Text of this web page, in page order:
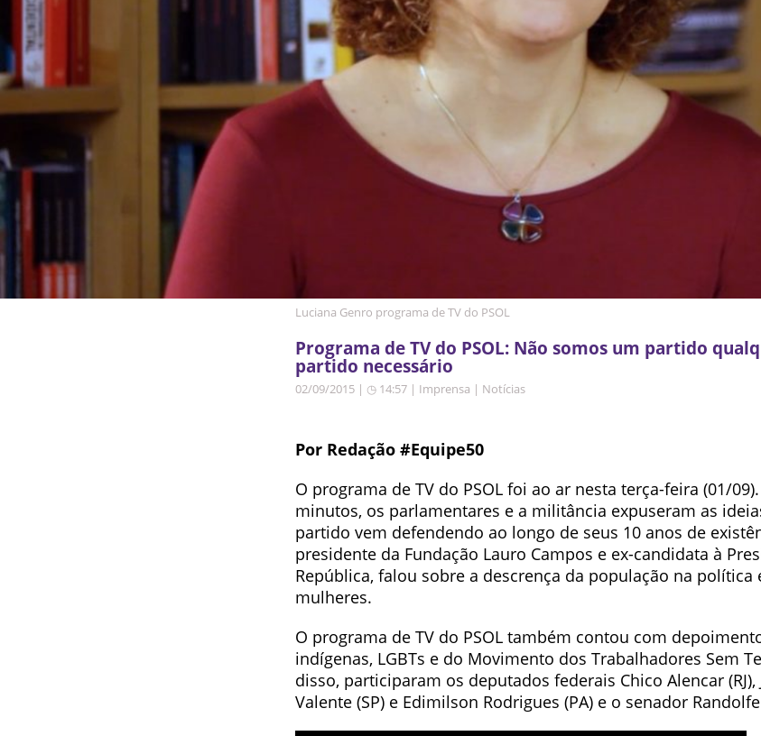
Luciana Genro programa de TV do PSOL
Programa de TV do PSOL: Não somos um partido
partido necessário
02/09/2015 | ◷ 14:57 | Imprensa | Notícias
Por Redação #Equipe50
O programa de TV do PSOL foi ao ar nesta terça-feira (01/
minutos, os parlamentares e a militância expuseram as
partido vem defendendo ao longo de seus 10 anos de
presidente da Fundação Lauro Campos e ex-candidata à
República, falou sobre a descrença da população na política
mulheres.
O programa de TV do PSOL também contou com
indígenas, LGBTs e do Movimento dos Trabalhadores Sem
disso, participaram os deputados federais Chico Alencar (RJ),
Valente (SP) e Edimilson Rodrigues (PA) e o senador